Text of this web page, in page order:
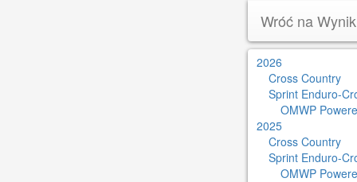
Wróć na
2026
Cross Country
Sprint Enduro-
OMWP
2025
Cross Country
Sprint Enduro-
OMWP